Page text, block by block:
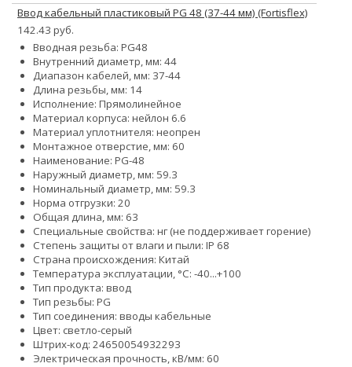
Ввод кабельный пластиковый PG 48 (37-44 мм) (Fortisflex)
142.43 руб.
Вводная резьба: PG48
Внутренний диаметр, мм: 44
Диапазон кабелей, мм: 37-44
Длина резьбы, мм: 14
Исполнение: Прямолинейное
Материал корпуса: нейлон 6.6
Материал уплотнителя: неопрен
Монтажное отверстие, мм: 60
Наименование: PG-48
Наружный диаметр, мм: 59.3
Номинальный диаметр, мм: 59.3
Норма отгрузки: 20
Общая длина, мм: 63
Специальные свойства: нг (не поддерживает горение)
Степень защиты от влаги и пыли: IP 68
Страна происхождения: Китай
Температура эксплуатации, °С: -40...+100
Тип продукта: ввод
Тип резьбы: PG
Тип соединения: вводы кабельные
Цвет: светло-серый
Штрих-код: 24650054932293
Электрическая прочность, кВ/мм: 60